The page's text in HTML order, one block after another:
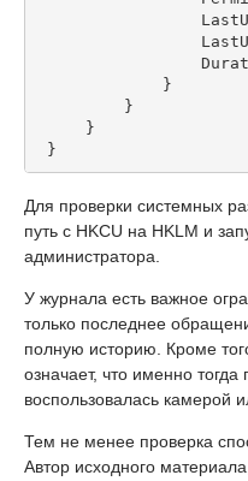
Duration
}
}
}
}
Для проверки системных
путь с HKCU на HKLM и
администратора.
У журнала есть важное
только последнее
полную историю. Кроме
означает, что именно
воспользовалась камерой
Тем не менее проверка
Автор исходного